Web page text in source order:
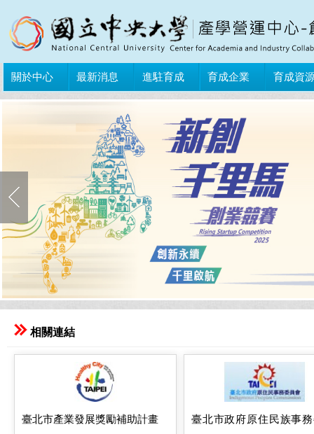
關於中心 最新消息 進駐育成 育成企業 育成資
相關連結
臺北市產業發展獎勵補助計畫
臺北市政府原住民族事